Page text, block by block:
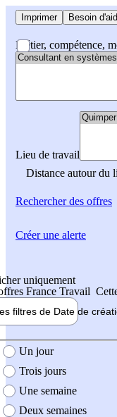
Imprimer Besoin
Métier, compétence,
Lieu de travail
Distance autour du
Rechercherdes offres
uniquement
France Travail
filtres de Date de
création de l'offre
Un jour
Trois jours
Une semaine
Deux semaines
Créer une alerte